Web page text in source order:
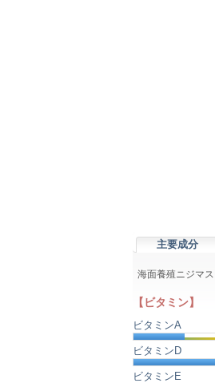
主要成分
海面養殖ニジマ
【ビタミン】
ビタミンA
ビタミンD
ビタミンE